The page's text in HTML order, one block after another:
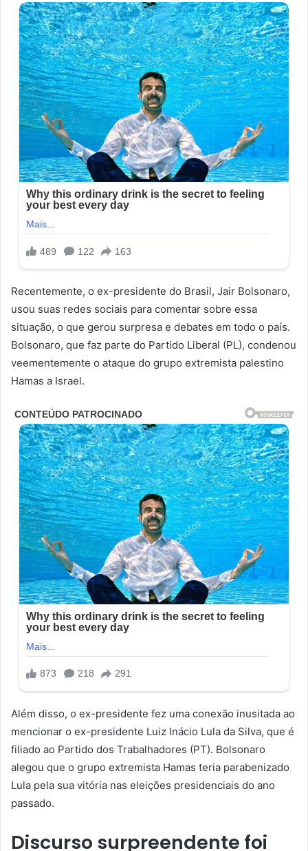
Recentemente, o ex-presidente do Brasil, Jair Bolsonaro,
usou suas redes sociais para comentar sobre essa
situação, o que gerou surpresa e debates em todo o país.
Bolsonaro, que faz parte do Partido Liberal (PL), condenou
veementemente o ataque do grupo extremista palestino
Hamas a Israel.
Além disso, o ex-presidente fez uma conexão inusitada ao
mencionar o ex-presidente Luiz Inácio Lula da Silva, que é
filiado ao Partido dos Trabalhadores (PT). Bolsonaro
alegou que o grupo extremista Hamas teria parabenizado
Lula pela sua vitória nas eleições presidenciais do ano
passado.
Discurso surpreendente foi